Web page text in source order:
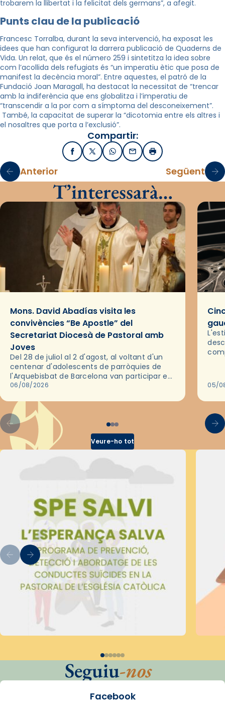
trobarem la llibertat i la felicitat dels germans”, a afegit.
Punts clau de la publicació
Francesc Torralba, durant la seva intervenció, ha exposat les
idees que han configurat la darrera publicació de Quaderns de
Vida. Un relat, que és el número 259 i sintetitza la idea sobre
com l’acollida dels refugiats és “un imperatiu ètic que posa de
manifest la decència moral”. Entre aquestes, el patró de la
Fundació Joan Maragall, ha destacat la necessitat de “trencar
amb la indiferència que ens globalitza i l’imperatiu de
“transcendir a la por com a símptoma del desconeixement”.
També, la capacitat de superar la “dicotomia entre els altres i
el nosaltres que porta a l’exclusió”.
Compartir:
FacebookX / TwitterWhatsApp
EmailImprimir
Anterior Següent
T’interessarà…
Mons. David Abadías visita les
convivències “Be Apostle” del
Secretariat Diocesà de Pastoral amb
Joves
Del 28 de juliol al 2 d'agost, al voltant d'un
centenar d'adolescents de parròquies de
l'Arquebisbat de Barcelona van participar en
les convivències Be Apostle, organitzades
06/08/2026 05/
Veure-ho tot
Seguiu-nos
Facebook